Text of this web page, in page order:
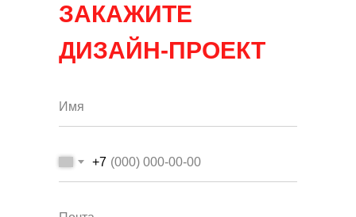
ЗАКАЖИТЕ
ДИЗАЙН-ПРОЕКТ
+7